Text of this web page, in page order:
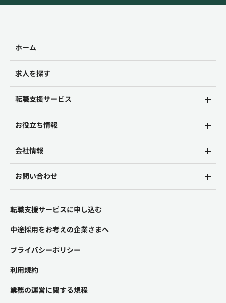
ホーム
求人を探す
転職支援サービス
お役立ち情報
会社情報
お問い合わせ
転職支援サービスに申し込む
中途採用をお考えの企業さまへ
プライバシーポリシー
利用規約
業務の運営に関する規程